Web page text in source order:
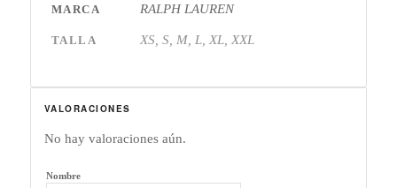
MARCA RALPH LAUREN
TALLA XS, S, M, L, XL, XXL
VALORACIONES
No hay valoraciones aún.
Nombre